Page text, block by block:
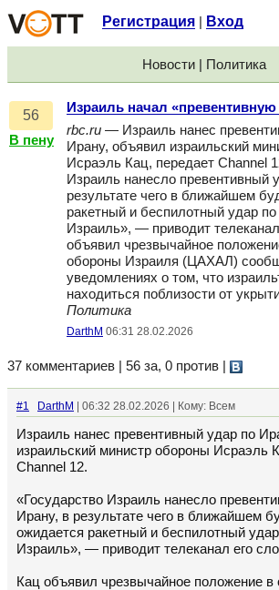
Регистрация Вход
Новости | Политика
56
В пену
Израиль начал «превентивную
rbc.ru — Израиль нанес
Ирану, объявил израильский
Исраэль Кац, передает Channel
Израиль нанесло превентивный
результате чего в ближайшем
ракетный и беспилотный удар по
Израиль», — приводит
объявил чрезвычайное
обороны Израиля (ЦАХАЛ)
уведомлениях о том, что
находиться поблизости от
Политика
DarthM 06:31 28.02.2026
37 комментариев | 56 за, 0 против
#1 DarthM | 06:32 28.02.2026 | Кому: Всем
Израиль нанес превентивный удар по
израильский министр обороны Исраэль
Channel 12.
«Государство Израиль нанесло
Ирану, в результате чего в ближайшем
ожидается ракетный и беспилотный
Израиль», — приводит телеканал его
Кац объявил чрезвычайное положение в